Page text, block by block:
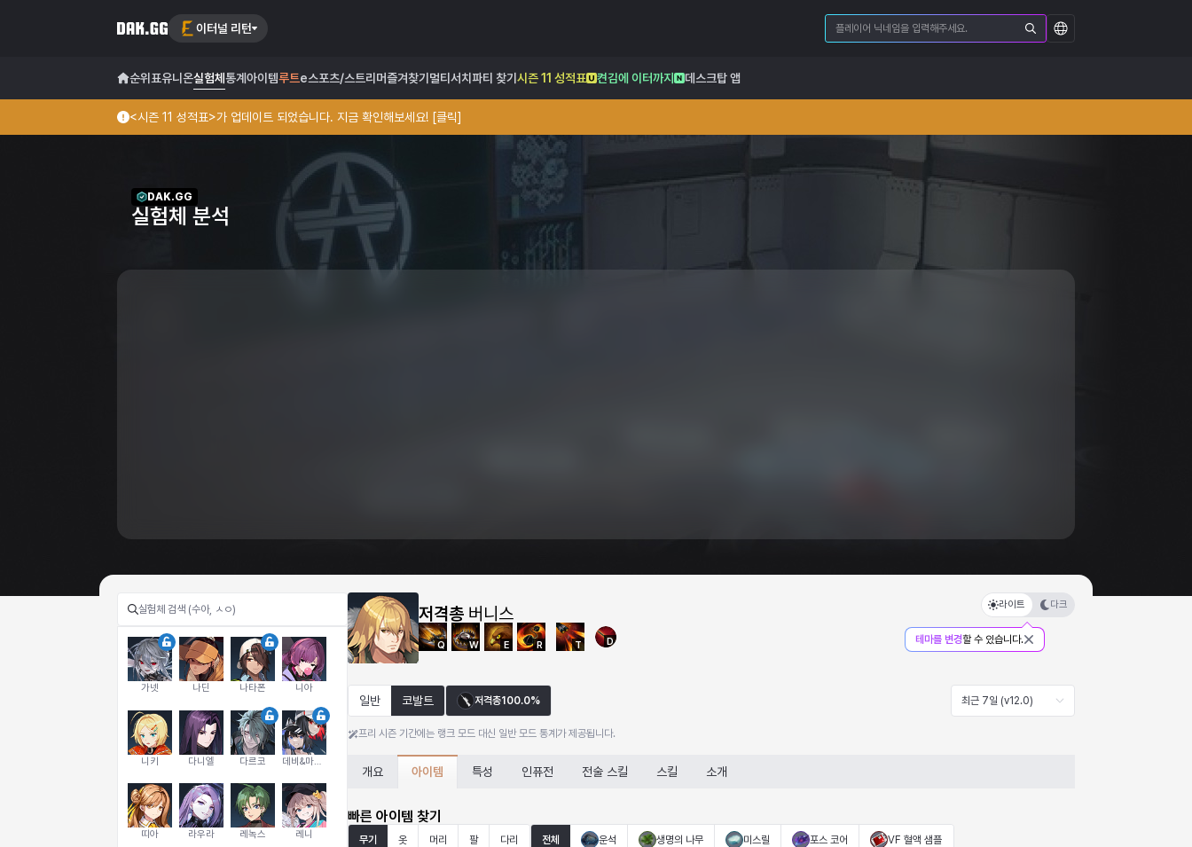
이터널 리턴
순위표유니온실험체 통계 아이템루트e스포츠/스트리머즐겨찾기 멀티서치 파티 찾기 시즌 11 성적표 켠김에 이터까지 데스크탑 앱
<시즌 11 성적표>가 업데이트 되었습니다. 지금 확인해보세요! [클릭]
DAK.GG
실험체 분석
가넷 나딘 나타폰 니아
니키 다니엘 다르코
띠아 라우라 레녹스 레니
저격총 버니스
Q W E R T D
라이트 다크
테마를 변경할 수 있습니다.
일반 코발트 저격총100.0% 최근 7일 (v12.0)
프리 시즌 기간에는 랭크 모드 대신 일반 모드 통계가 제공됩니다.
개요 아이템 특성 인퓨전 전술 스킬 스킬 소개
빠른 아이템 찾기
무기 옷 머리 팔 다리 전체 운석 생명의 나무 미스릴 포스 코어 VF 혈액 샘플